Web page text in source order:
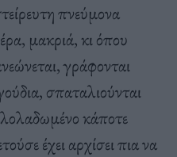
πνεύμονα
μακριά, κι όπου
γράφονται
σπαταλιούνται
κάποτε
έχει αρχίσει πια να